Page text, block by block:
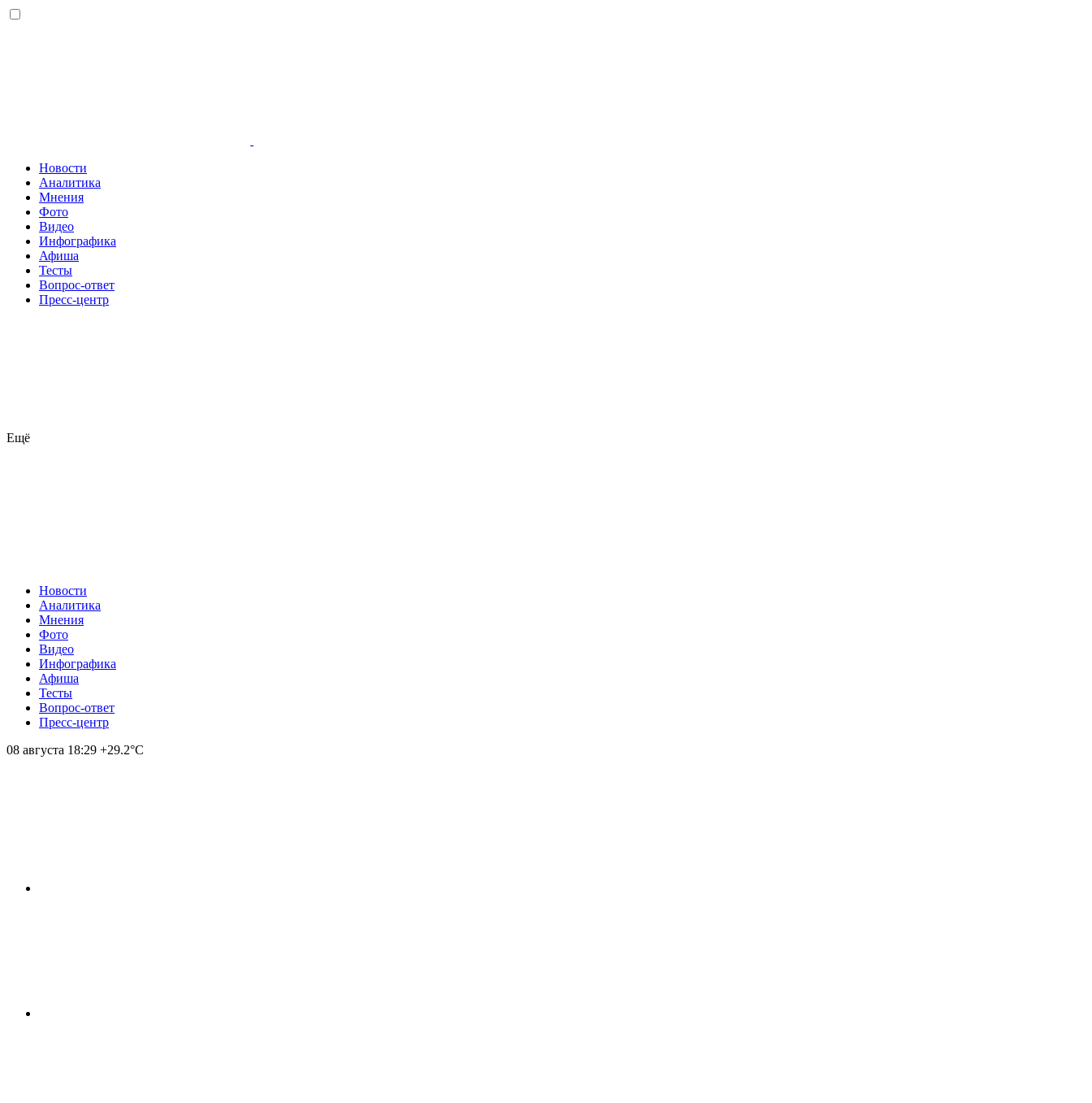
Новости
Аналитика
Мнения
Фото
Видео
Инфографика
Афиша
Тесты
Вопрос-ответ
Пресс-центр
Ещё
Новости
Аналитика
Мнения
Фото
Видео
Инфографика
Афиша
Тесты
Вопрос-ответ
Пресс-центр
08 августа 18:29 +29.2°С